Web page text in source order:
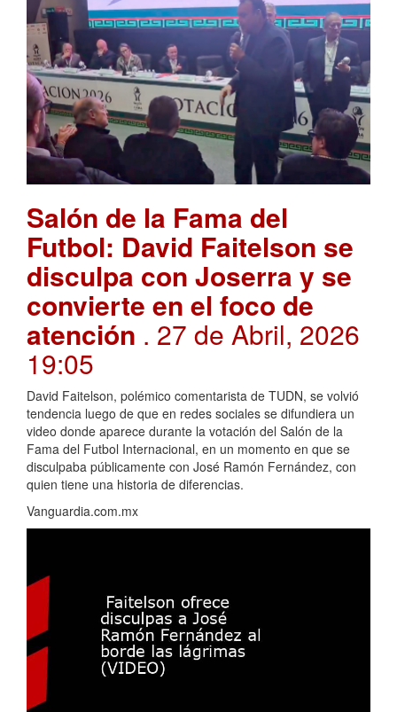
Salón de la Fama del
Futbol: David Faitelson se
disculpa con Joserra y se
convierte en el foco de
atención . 27 de Abril, 2026
19:05
David Faitelson, polémico comentarista de TUDN, se volvió
tendencia luego de que en redes sociales se difundiera un
video donde aparece durante la votación del Salón de la
Fama del Futbol Internacional, en un momento en que se
disculpaba públicamente con José Ramón Fernández, con
quien tiene una historia de diferencias.
Vanguardia.com.mx